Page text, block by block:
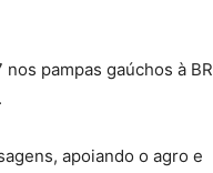
pampas gaúchos à BR
apoiando o agro e